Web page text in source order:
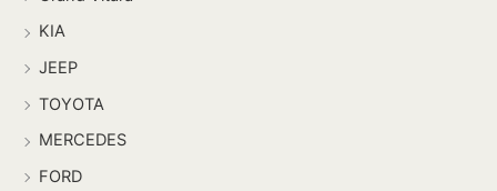
KIA
JEEP
TOYOTA
MERCEDES
FORD